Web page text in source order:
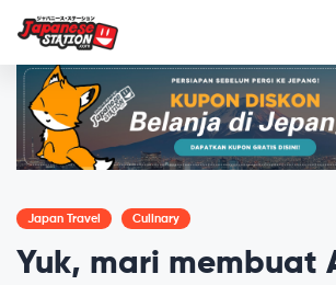
Japan Travel Culinary
Yuk, mari membuat